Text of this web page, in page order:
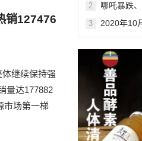
销127476
继续保持强
量达177882
市场第一梯
2
哪吒暴跌
3
2020年10